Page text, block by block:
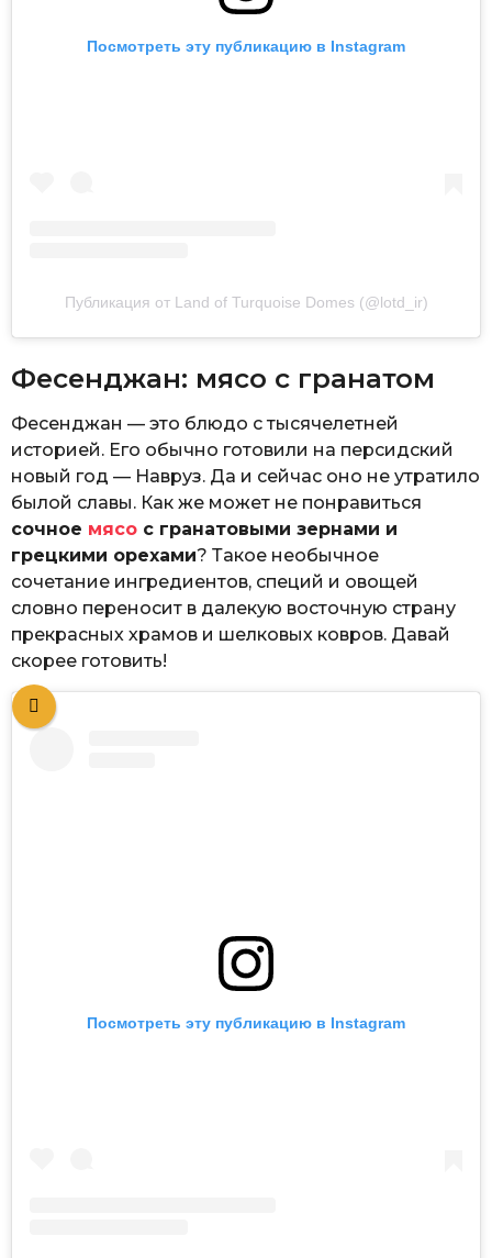
Посмотреть эту публикацию в Instagram
Публикация от Land of Turquoise Domes (@lotd_ir)
Фесенджан: мясо с гранатом
Фесенджан — это блюдо с тысячелетней
историей. Его обычно готовили на персидский
новый год — Навруз. Да и сейчас оно не утратило
былой славы. Как же может не понравиться
сочное мясо с гранатовыми зернами и
грецкими орехами? Такое необычное
сочетание ингредиентов, специй и овощей
словно переносит в далекую восточную страну
прекрасных храмов и шелковых ковров. Давай
скорее готовить!
Посмотреть эту публикацию в Instagram